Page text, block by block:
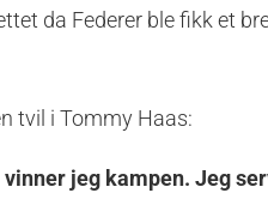
da Federer ble fikk et
tvil i Tommy Haas:
jeg kampen. Jeg